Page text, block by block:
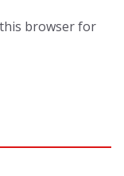
this browser for